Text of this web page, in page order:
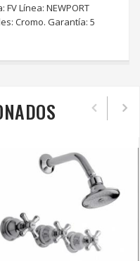
FV Línea: NEWPORT
Cromo. Garantía: 5